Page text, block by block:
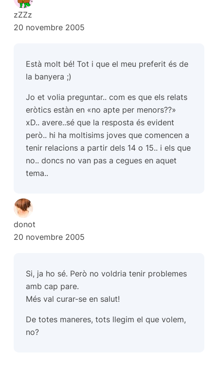
zZZz
20 novembre 2005
Està molt bé! Tot i que el meu preferit és de
la banyera ;)
Jo et volia preguntar.. com es que els relats
eròtics estàn en «no apte per menors??»
xD.. avere..sé que la resposta és evident
però.. hi ha moltisims joves que comencen a
tenir relacions a partir dels 14 o 15.. i els que
no.. doncs no van pas a cegues en aquet
tema..
donot
20 novembre 2005
Si, ja ho sé. Però no voldria tenir problemes
amb cap pare.
Més val curar-se en salut!
De totes maneres, tots llegim el que volem,
no?